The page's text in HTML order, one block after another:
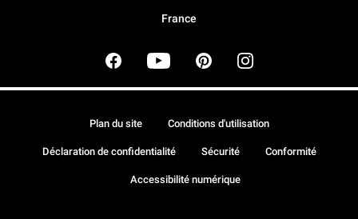
France
Plan du site Conditions d'utilisation
Déclaration de confidentialité Sécurité Conformité
Accessibilité numérique